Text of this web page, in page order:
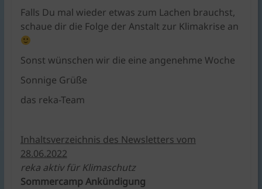
Falls Du mal wieder etwas zum Lachen brauchst,
schaue dir die Folge der Anstalt zur Klimakrise an
Sonst wünschen wir die eine angenehme Woche
Sonnige Grüße
das reka-Team
Inhaltsverzeichnis des Newsletters vom
28.06.2022
reka aktiv für Klimaschutz
Sommercamp Ankündigung